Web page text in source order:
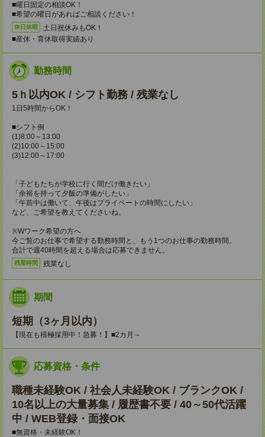
■曜日固定の相談OK！
■希望の曜日があればご相談ください！
休日休暇
土日祝休みもOK！
■産休・育休取得実績あり
勤務時間
5ｈ以内OK / シフト勤務 / 残業なし
1日5時間からOK！
■シフト例
(1)8:00～13:00
(2)10:00～15:00
(3)12:00～17:00
「子どもたちが学校に行く間だけ働きたい」
「余裕を持って夕飯の準備がしたい」
「午前中は働いて、午後はプライベートの時間にしたい」
など、ご希望を教えてくださいね。
※Wワーク希望の方へ
今ご覧のお仕事で希望する勤務時間と、もう1つのお仕事の勤務時間。
合計で週40時間を超える場合は応募できません。
残業時間 残業なし
期間
短期（3ヶ月以内）
【現在も積極採用中！急募！】■2カ月～
応募資格・条件
職種未経験OK / 社会人未経験OK / ブランクOK /
10名以上の大量募集 / 履歴書不要 / 40～50代活躍
中 / WEB登録・面接OK
■無資格・未経験OK！